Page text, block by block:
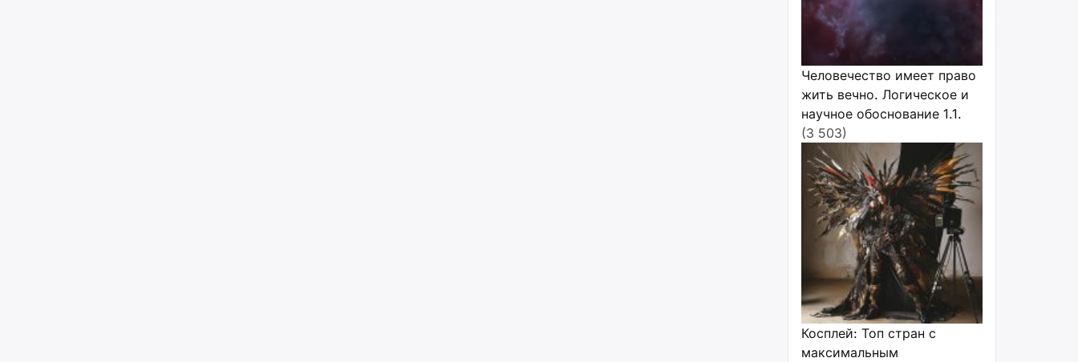
Человечество имеет право
жить вечно. Логическое и
научное обоснование 1.1.
(3 503)
Косплей: Топ стран с
максимальным